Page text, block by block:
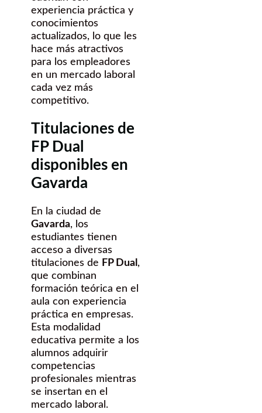
experiencia práctica y
conocimientos
actualizados, lo que les
hace más atractivos
para los empleadores
en un mercado laboral
cada vez más
competitivo.
Titulaciones de
FP Dual
disponibles en
Gavarda
En la ciudad de
Gavarda, los
estudiantes tienen
acceso a diversas
titulaciones de FP Dual ,
que combinan
formación teórica en el
aula con experiencia
práctica en empresas.
Esta modalidad
educativa permite a los
alumnos adquirir
competencias
profesionales mientras
se insertan en el
mercado laboral.